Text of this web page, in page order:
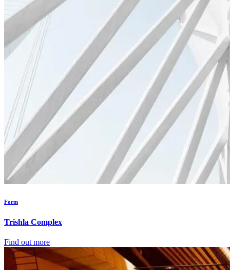
Form
Trishla Complex
Find out more